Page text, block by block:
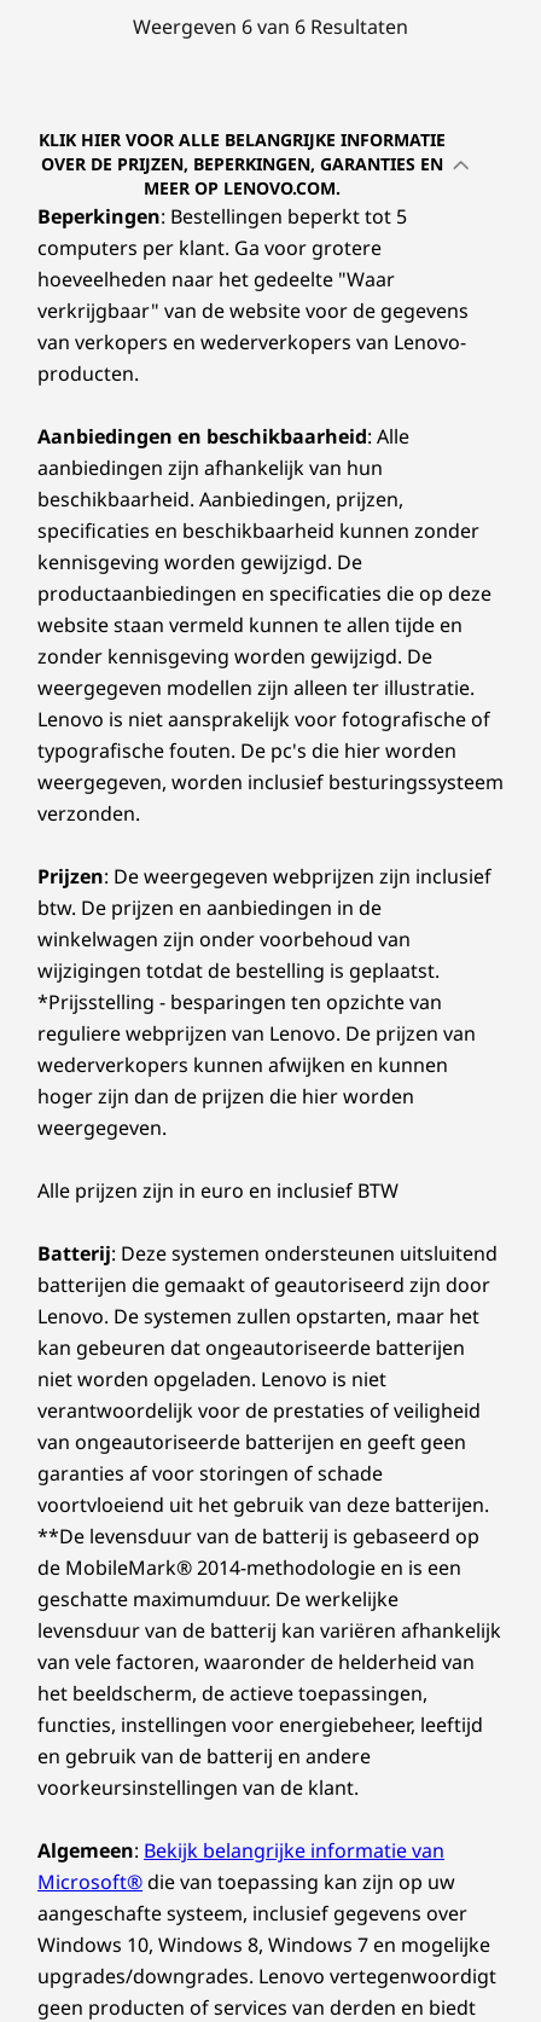
Weergeven 6 van 6 Resultaten
KLIK HIER VOOR ALLE BELANGRIJKE INFORMATIE
OVER DE PRIJZEN, BEPERKINGEN, GARANTIES EN
MEER OP LENOVO.COM.
Beperkingen: Bestellingen beperkt tot 5
computers per klant. Ga voor grotere
hoeveelheden naar het gedeelte "Waar
verkrijgbaar" van de website voor de gegevens
van verkopers en wederverkopers van Lenovo-
producten.
Aanbiedingen en beschikbaarheid: Alle
aanbiedingen zijn afhankelijk van hun
beschikbaarheid. Aanbiedingen, prijzen,
specificaties en beschikbaarheid kunnen zonder
kennisgeving worden gewijzigd. De
productaanbiedingen en specificaties die op deze
website staan vermeld kunnen te allen tijde en
zonder kennisgeving worden gewijzigd. De
weergegeven modellen zijn alleen ter illustratie.
Lenovo is niet aansprakelijk voor fotografische of
typografische fouten. De pc's die hier worden
weergegeven, worden inclusief besturingssysteem
verzonden.
Prijzen: De weergegeven webprijzen zijn inclusief
btw. De prijzen en aanbiedingen in de
winkelwagen zijn onder voorbehoud van
wijzigingen totdat de bestelling is geplaatst.
*Prijsstelling - besparingen ten opzichte van
reguliere webprijzen van Lenovo. De prijzen van
wederverkopers kunnen afwijken en kunnen
hoger zijn dan de prijzen die hier worden
weergegeven.
Alle prijzen zijn in euro en inclusief BTW
Batterij: Deze systemen ondersteunen uitsluitend
batterijen die gemaakt of geautoriseerd zijn door
Lenovo. De systemen zullen opstarten, maar het
kan gebeuren dat ongeautoriseerde batterijen
niet worden opgeladen. Lenovo is niet
verantwoordelijk voor de prestaties of veiligheid
van ongeautoriseerde batterijen en geeft geen
garanties af voor storingen of schade
voortvloeiend uit het gebruik van deze batterijen.
**De levensduur van de batterij is gebaseerd op
de MobileMark® 2014-methodologie en is een
geschatte maximumduur. De werkelijke
levensduur van de batterij kan variëren afhankelijk
van vele factoren, waaronder de helderheid van
het beeldscherm, de actieve toepassingen,
functies, instellingen voor energiebeheer, leeftijd
en gebruik van de batterij en andere
voorkeursinstellingen van de klant.
Algemeen: Bekijk belangrijke informatie van
Microsoft®die van toepassing kan zijn op uw
aangeschafte systeem, inclusief gegevens over
Windows 10, Windows 8, Windows 7 en mogelijke
upgrades/downgrades. Lenovo vertegenwoordigt
geen producten of services van derden en biedt